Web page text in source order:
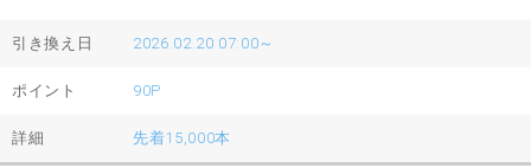
引き換え日 2026.02.20 07:00～
ポイント 90P
詳細 先着15,000本